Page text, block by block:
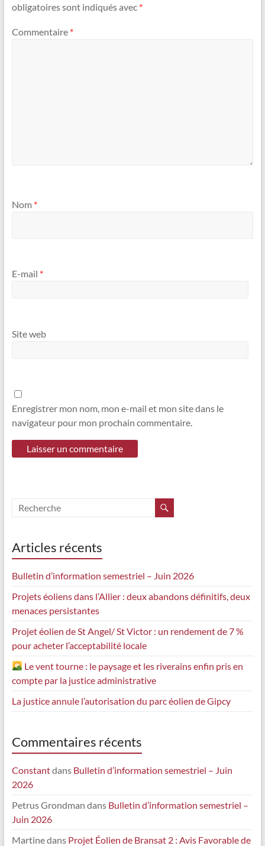
obligatoires sont indiqués avec *
Commentaire *
Nom *
E-mail *
Site web
Enregistrer mon nom, mon e-mail et mon site dans le
navigateur pour mon prochain commentaire.
Articles récents
Bulletin d’information semestriel – Juin 2026
Projets éoliens dans l’Allier : deux abandons définitifs, deux
menaces persistantes
Projet éolien de St Angel/ St Victor : un rendement de 7 %
pour acheter l’acceptabilité locale
Le vent tourne : le paysage et les riverains enfin pris en
compte par la justice administrative
La justice annule l’autorisation du parc éolien de Gipcy
Commentaires récents
Constantdans Bulletin d’information semestriel – Juin
2026
Petrus Grondman dans Bulletin d’information semestriel –
Juin 2026
Martinedans Projet Éolien de Bransat 2 : Avis Favorable de